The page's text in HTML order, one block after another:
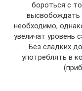
бороться с
высвобождать
необходимо,
увеличат уровень
Без сладких
употреблять в